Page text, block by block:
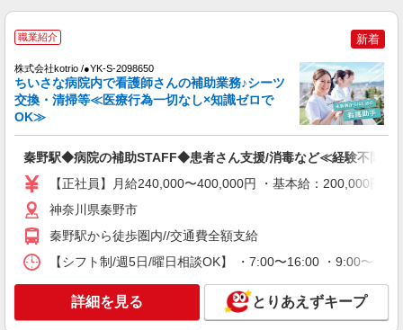
職業紹介
株式会社kotrio /●YK-S-2157808
NEW
秦野駅近く☆きれいな病院の看護助手☆最高
月給40万＊.・：゜
【正社員】月給240,000〜400,000円 ・基本
給：200,000円〜220,000円 ・資格手当：10,000〜
善手当：20,000〜60,000円（勤続年数、保有資格
間） ※固定残業時間を超過する場合には超過勤務
手当として別途支給 ・夜勤手当：10,000円/1回
歓迎 ・認知症介護基礎研修 ・初任者研修 ・実務
者研修 ・介護福祉士 など
横浜市神奈川区橋本町 最寄り駅：東神奈川
キープ 詳細を見る
職業紹介
株式会社kotrio /●YK-S-2083400
渋沢駅☆医療行為なし！パートタイムの看護
助手♪未経験OK！
時給1550円〜2312円 ＜交通費全支給(ガソリ
ン代含む)＞
職業紹介 新着
株式会社kotrio /●YK-S-2098650
ちいさな病院内で看護師さんの補助業務♪シーツ
交換・清掃等≪医療行為一切なし×知識ゼロで
OK≫
秦野駅◆病院の補助STAFF◆患者さん支援/消毒など≪経験不問≫
【正社員】月給240,000〜400,000円 ・基本給：200,000円
神奈川県秦野市
秦野駅から徒歩圏内//交通費全額支給
【シフト制/週5日/曜日相談OK】 ・7:00〜16:00 ・9:00〜
詳細を見る とりあえずキープ